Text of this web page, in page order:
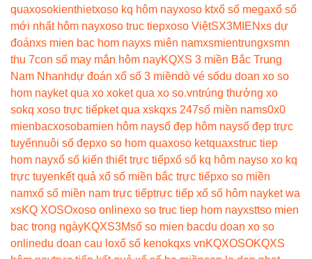
quaxosokienthietxoso kq hôm nayxoso ktxổ số megaxổ số
mới nhất hôm nayxoso truc tiepxoso ViệtSX3MIENxs dự
đoánxs mien bac hom nayxs miên namxsmientrungxsmn
thu 7con số may mắn hôm nayKQXS 3 miền Bắc Trung
Nam Nhanhdự đoán xổ số 3 miềndò vé sốdu doan xo so
hom nayket qua xo xoket qua xo so.vntrúng thưởng xo
sokq xoso trực tiếpket qua xskqxs 247số miền nams0x0
mienbacxosobamien hôm naysố đẹp hôm naysố đẹp trực
tuyếnnuôi số đẹpxo so hom quaxoso ketquaxstruc tiep
hom nayxổ số kiến thiết trực tiếpxổ số kq hôm nayso xo kq
trực tuyenkết quả xổ số miền bắc trực tiếpxo so miền
namxổ số miền nam trực tiếptrực tiếp xổ số hôm nayket wa
xsKQ XOSOxoso onlinexo so truc tiep hom nayxsttso mien
bac trong ngàyKQXS3Msố so mien bacdu doan xo so
onlinedu doan cau loxổ số kenokqxs vnKQXOSOKQXS